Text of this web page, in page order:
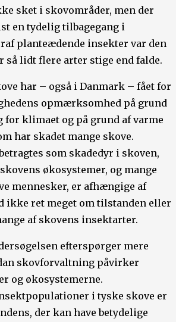
sket i skovområder, men der
en tydelig tilbagegang i
planteædende insekter var den
så lidt flere arter stige end falde.
har – også i Danmark – fået for
opmærksomhed på grund
for klimaet og på grund af varme
har skadet mange skove.
som skadedyr i skoven,
økosystemer, og mange
mennesker, er afhængige af
ikke ret meget om tilstanden eller
af skovens insektarter.
efterspørger mere
​​skovforvaltning påvirker
og økosystemerne.
i tyske skove er
der kan have betydelige